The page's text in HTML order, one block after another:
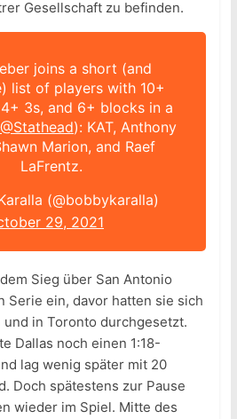
Gesellschaft zu befinden.
joins a short (and
list of players with 10+
3s, and 6+ blocks in a
@Stathead): KAT, Anthony
Marion, and Raef
LaFrentz.
(@bobbykaralla)
29, 2021
Sieg über San Antonio
Serie ein, davor hatten sie sich
in Toronto durchgesetzt.
Dallas noch einen 1:18-
lag wenig später mit 20
Doch spätestens zur Pause
wieder im Spiel. Mitte des